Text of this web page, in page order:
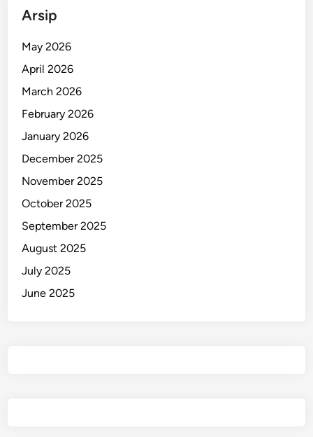
Arsip
May 2026
April 2026
March 2026
February 2026
January 2026
December 2025
November 2025
October 2025
September 2025
August 2025
July 2025
June 2025